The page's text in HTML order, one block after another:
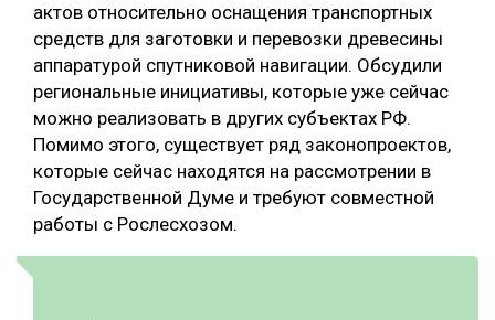
СУШКА ДРЕВЕСИНЫ
актов относительно оснащения транспортных
средств для заготовки и перевозки древесины
аппаратурой спутниковой навигации. Обсудили
региональные инициативы, которые уже сейчас
можно реализовать в других субъектах РФ.
Помимо этого, существует ряд законопроектов,
которые сейчас находятся на рассмотрении в
Государственной Думе и требуют совместной
работы с Рослесхозом.